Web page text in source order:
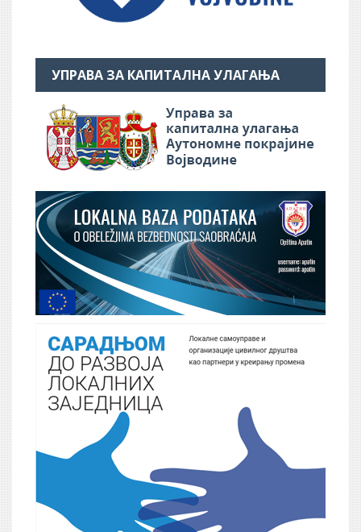
УПРАВА ЗА КАПИТАЛНА УЛАГАЊА